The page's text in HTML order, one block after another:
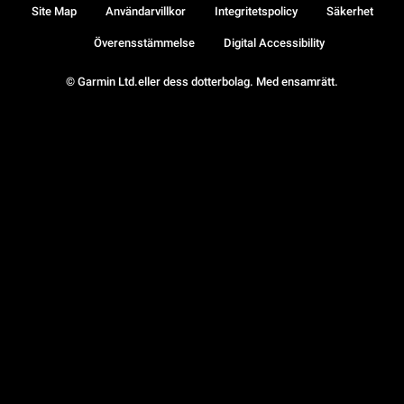
© Garmin Ltd.eller dess dotterbolag. Med ensamrätt.
Site Map Användarvillkor Integritetspolicy Säkerhet
Överensstämmelse Digital Accessibility